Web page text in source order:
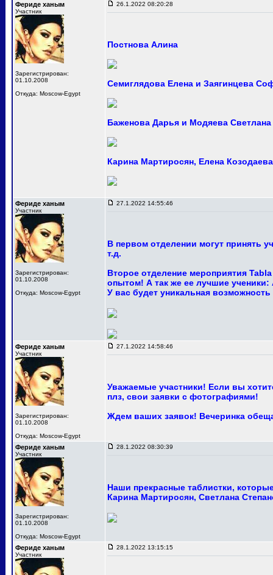
Фериде ханым
Участник
Зарегистрирован:
01.10.2008
Откуда: Moscow-Egypt
26.1.2022 08:20:28
Постнова Алина
Семиглядова Елена и Заягинцева
Баженова Дарья и Модяева Светлана
Карина Мартиросян, Елена
Фериде ханым
Участник
Зарегистрирован:
01.10.2008
Откуда: Moscow-Egypt
27.1.2022 14:55:46
В первом отделении могут принять
т.д.
Второе отделение мероприятия
опытом! А так же ее лучшие
У вас будет уникальная
Фериде ханым
Участник
Зарегистрирован:
01.10.2008
Откуда: Moscow-Egypt
27.1.2022 14:58:46
Уважаемые участники! Если вы
плз, свои заявки с фотографиями!
Ждем ваших заявок! Вечеринка
Фериде ханым
Участник
Зарегистрирован:
01.10.2008
Откуда: Moscow-Egypt
28.1.2022 08:30:39
Наши прекрасные таблистки,
Карина Мартиросян, Светлана
Фериде ханым
Участник
28.1.2022 13:15:15